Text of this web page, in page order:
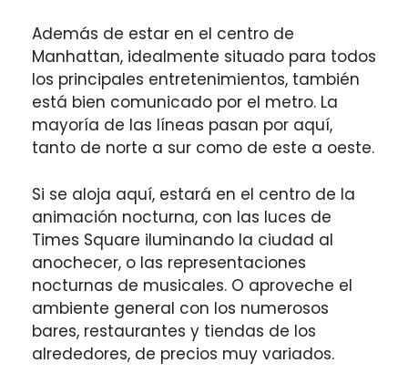
Además de estar en el centro de
Manhattan, idealmente situado para todos
los principales entretenimientos, también
está bien comunicado por el metro. La
mayoría de las líneas pasan por aquí,
tanto de norte a sur como de este a oeste.
Si se aloja aquí, estará en el centro de la
animación nocturna, con las luces de
Times Square iluminando la ciudad al
anochecer, o las representaciones
nocturnas de musicales. O aproveche el
ambiente general con los numerosos
bares, restaurantes y tiendas de los
alrededores, de precios muy variados.